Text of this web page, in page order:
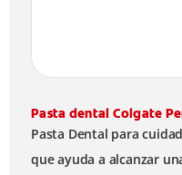
Pasta dental Colgate
Pasta Dental para
que ayuda a alcanzar